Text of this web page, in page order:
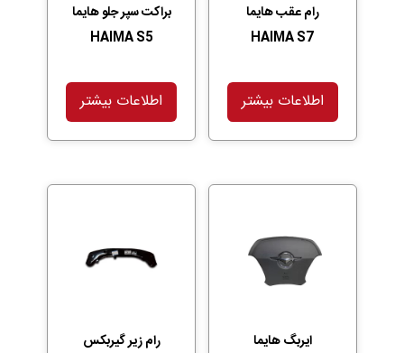
رام عقب هایما
HAIMA S7
اطلاعات بیشتر
براکت سپر جلو هایما
HAIMA S5
اطلاعات بیشتر
ایربگ هایما
رام زیر گیربکس